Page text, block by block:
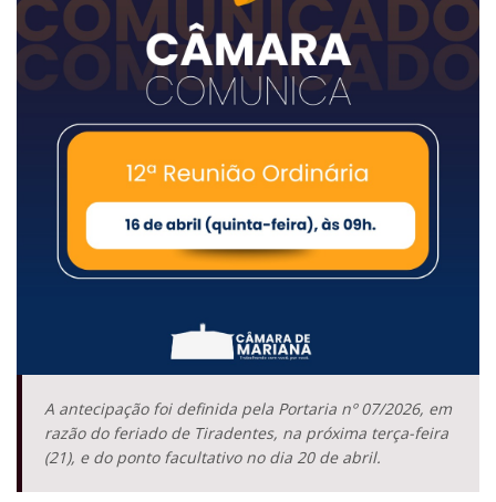
A antecipação foi definida pela Portaria nº 07/2026, em
razão do feriado de Tiradentes, na próxima terça-feira
(21), e do ponto facultativo no dia 20 de abril.